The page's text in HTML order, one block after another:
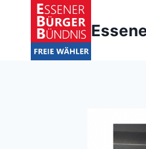
springen